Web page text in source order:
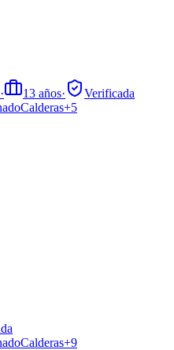
· 13 años·
Verificada
Calderas+5
Calderas+9